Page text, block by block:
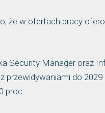
że w ofertach pracy
Security Manager oraz
do 2029
proc.